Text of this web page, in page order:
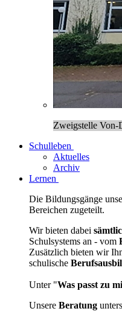
Zweigstelle Von-
Schulleben
Aktuelles
Archiv
Lernen
Die Bildungsgänge
Bereichen zugeteilt.
Wir bieten dabei
Schulsystems an - vom
Zusätzlich bieten wir
schulische
Unter "Was passt zu
Unsere Beratung